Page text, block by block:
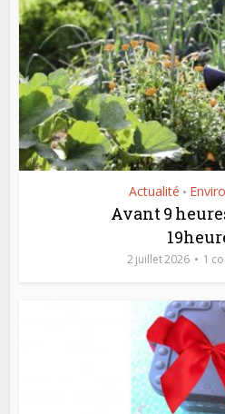
Actualité •
Avant 9
2 juillet 2026 1